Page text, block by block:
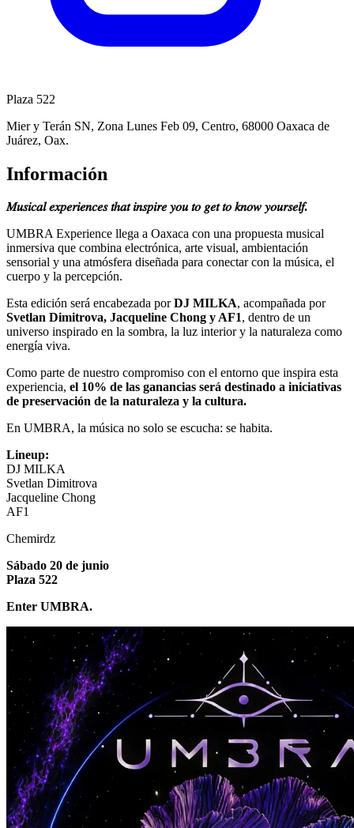
Plaza 522
Mier y Terán SN, Zona Lunes Feb 09, Centro, 68000 Oaxaca de
Juárez, Oax.
Información
𝑀𝑢𝑠𝑖𝑐𝑎𝑙 𝑒𝑥𝑝𝑒𝑟𝑖𝑒𝑛𝑐𝑒𝑠 𝑡ℎ𝑎𝑡 𝑖𝑛𝑠𝑝𝑖𝑟𝑒 𝑦𝑜𝑢 𝑡𝑜 𝑔𝑒𝑡 𝑡𝑜 𝑘𝑛𝑜𝑤 𝑦𝑜𝑢𝑟𝑠𝑒𝑙𝑓.
UMBRA Experience llega a Oaxaca con una propuesta musical
inmersiva que combina electrónica, arte visual, ambientación
sensorial y una atmósfera diseñada para conectar con la música, el
cuerpo y la percepción.
Esta edición será encabezada porDJ MILKA, acompañada por
Svetlan Dimitrova, Jacqueline Chong y AF1, dentro de un
universo inspirado en la sombra, la luz interior y la naturaleza como
energía viva.
Como parte de nuestro compromiso con el entorno que inspira esta
experiencia, el 10% de las ganancias será destinado a iniciativas
de preservación de la naturaleza y la cultura.
En UMBRA, la música no solo se escucha: se habita.
Lineup:
DJ MILKA
Svetlan Dimitrova
Jacqueline Chong
AF1
Chemirdz
Sábado 20 de junio
Plaza 522
Enter UMBRA.